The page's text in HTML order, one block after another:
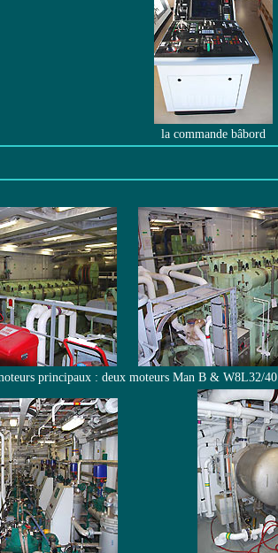
la commande bâbord
principaux : deux moteurs Man B & W8L32/40